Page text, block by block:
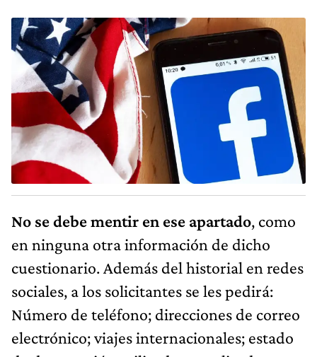
No se debe mentir en ese apartado, como
en ninguna otra información de dicho
cuestionario. Además del historial en redes
sociales, a los solicitantes se les pedirá:
Número de teléfono; direcciones de correo
electrónico; viajes internacionales; estado